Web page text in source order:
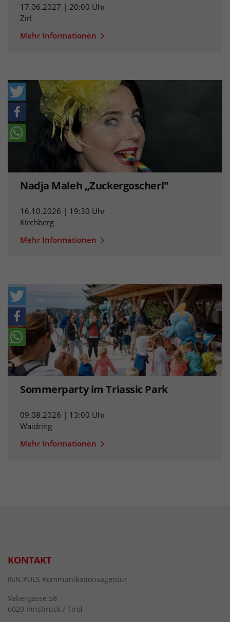
17.06.2027 | 20:00 Uhr
Zirl
Mehr Informationen
Nadja Maleh „Zuckergoscherl"
16.10.2026 | 19:30 Uhr
Kirchberg
Mehr Informationen
Sommerparty im Triassic Park
09.08.2026 | 13:00 Uhr
Waidring
Mehr Informationen
KONTAKT
INN.PULS Kommunikationsagentur
Valiergasse 58
6020 Innsbruck / Tirol